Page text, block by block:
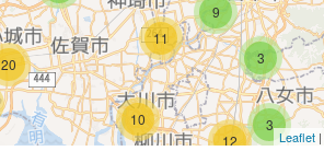
3
11
9
3
12
20
10
Leaflet |